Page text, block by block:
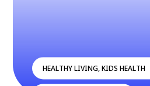
HEALTHY LIVING,KIDS HEALTH